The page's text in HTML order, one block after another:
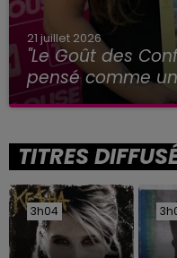
21 juillet 2026
"Le Goût des
pensé comme
TITRES
3h04
3h04